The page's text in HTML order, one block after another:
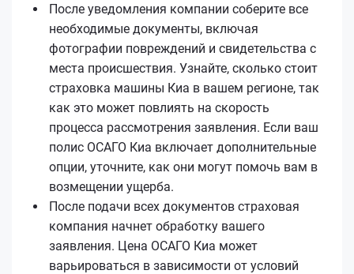
После уведомления компании соберите все
необходимые документы, включая
фотографии повреждений и свидетельства с
места происшествия. Узнайте, сколько стоит
страховка машины Киа в вашем регионе, так
как это может повлиять на скорость
процесса рассмотрения заявления. Если ваш
полис ОСАГО Киа включает дополнительные
опции, уточните, как они могут помочь вам в
возмещении ущерба.
После подачи всех документов страховая
компания начнет обработку вашего
заявления. Цена ОСАГО Киа может
варьироваться в зависимости от условий